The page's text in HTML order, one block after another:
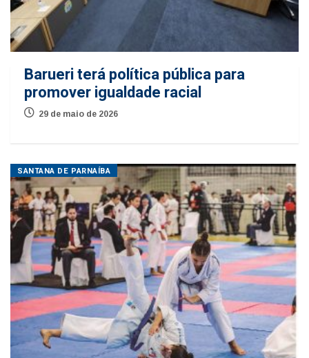
Barueri terá política pública para
promover igualdade racial
29 de maio de 2026
SANTANA DE PARNAÍBA